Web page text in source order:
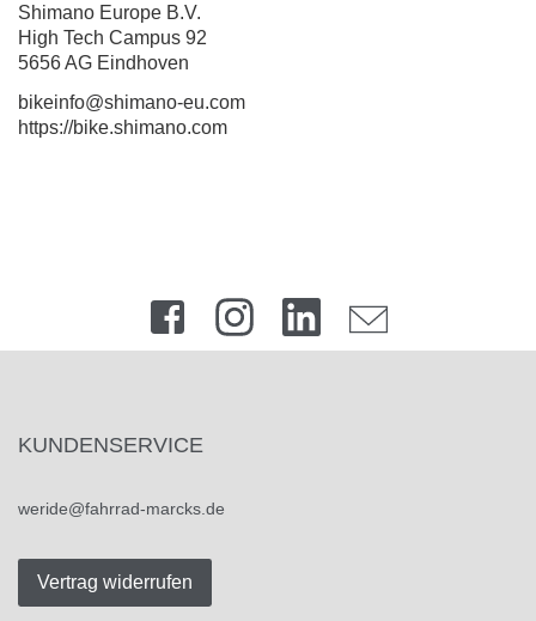
Shimano Europe B.V.
High Tech Campus 92
5656 AG Eindhoven
bikeinfo@shimano-eu.com
https://bike.shimano.com
KUNDENSERVICE
weride@fahrrad-marcks.de
Vertrag widerrufen